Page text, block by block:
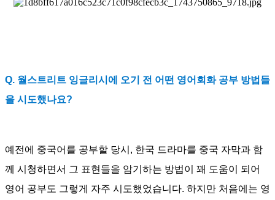
Q. 월스트리트 잉글리시에 오기 전 어떤 영어회화 공부 방법들
을 시도했나요?
예전에 중국어를 공부할 당시, 한국 드라마를 중국 자막과 함
께 시청하면서 그 표현들을 암기하는 방법이 꽤 도움이 되어
영어 공부도 그렇게 자주 시도했었습니다. 하지만 처음에는 영